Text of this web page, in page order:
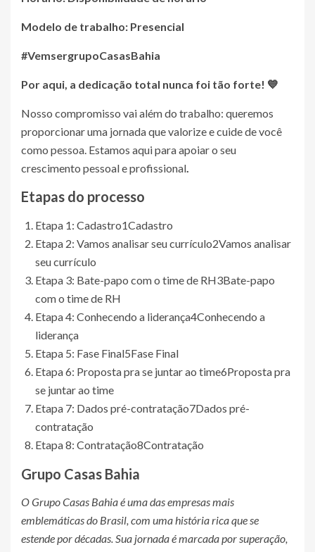
Modelo de trabalho: Presencial
#VemsergrupoCasasBahia
Por aqui, a dedicação total nunca foi tão forte! 💙
Nosso compromisso vai além do trabalho: queremos
proporcionar uma jornada que valorize e cuide de você
como pessoa. Estamos aqui para apoiar o seu
crescimento pessoal e profissional.
Etapas do processo
Etapa 1: Cadastro1Cadastro
Etapa 2: Vamos analisar seu currículo2Vamos analisar
seu currículo
Etapa 3: Bate-papo com o time de RH3Bate-papo
com o time de RH
Etapa 4: Conhecendo a liderança4Conhecendo a
liderança
Etapa 5: Fase Final5Fase Final
Etapa 6: Proposta pra se juntar ao time6Proposta pra
se juntar ao time
Etapa 7: Dados pré-contratação7Dados pré-
contratação
Etapa 8: Contratação8Contratação
Grupo Casas Bahia
O Grupo Casas Bahia é uma das empresas mais
emblemáticas do Brasil, com uma história rica que se
estende por décadas. Sua jornada é marcada por superação,